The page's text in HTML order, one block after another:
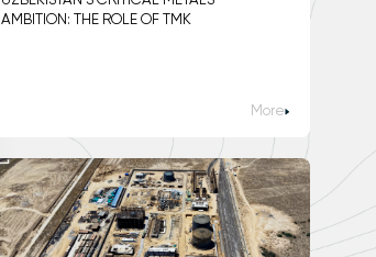
AMBITION: THE ROLE OF TMK
More